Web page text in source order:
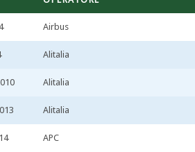
Airbus
Alitalia
Alitalia
Alitalia
APC